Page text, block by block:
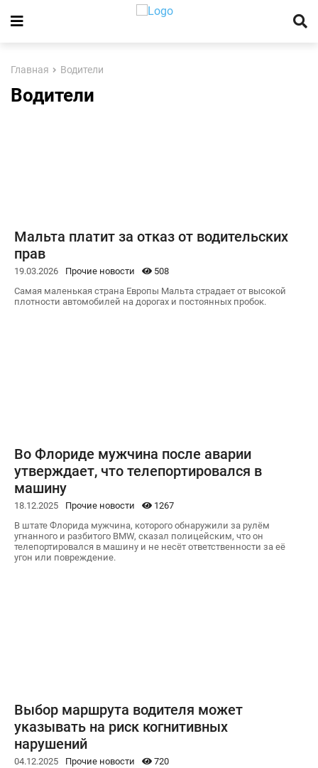
Главная Водители
Водители
Мальта платит за отказ от водительских
прав
19.03.2026 Прочие новости
508
Самая маленькая страна Европы Мальта страдает от высокой
плотности автомобилей на дорогах и постоянных пробок.
Во Флориде мужчина после аварии
утверждает, что телепортировался в
машину
18.12.2025 Прочие новости
1267
В штате Флорида мужчина, которого обнаружили за рулём
угнанного и разбитого BMW, сказал полицейским, что он
телепортировался в машину и не несёт ответственности за её
угон или повреждение.
Выбор маршрута водителя может
указывать на риск когнитивных
нарушений
04.12.2025 Прочие новости
720